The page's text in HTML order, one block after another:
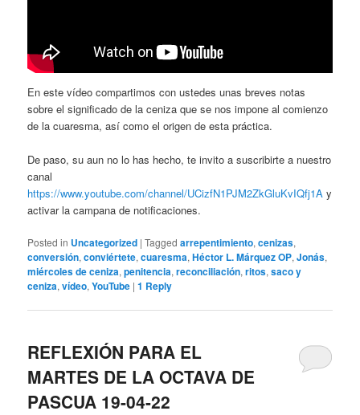
En este vídeo compartimos con ustedes unas breves notas
sobre el significado de la ceniza que se nos impone al comienzo
de la cuaresma, así como el origen de esta práctica.
De paso, su aun no lo has hecho, te invito a suscribirte a nuestro
canal
https://www.youtube.com/channel/UCizfN1PJM2ZkGluKvIQfj1A y
activar la campana de notificaciones.
Posted in Uncategorized |Tagged arrepentimiento,cenizas,
conversión,conviértete,cuaresma,Héctor L. Márquez OP,Jonás,
miércoles de ceniza,penitencia,reconciliación,ritos,saco y
ceniza,vídeo,YouTube |1 Reply
REFLEXIÓN PARA EL
MARTES DE LA OCTAVA DE
PASCUA 19-04-22